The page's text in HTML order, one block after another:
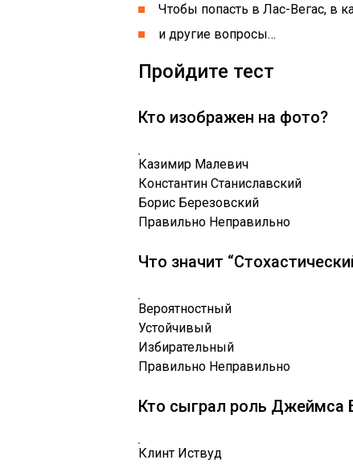
Чтобы попасть в Лас-Вегас, в
и другие вопросы…
Пройдите тест
Кто изображен на фото?
Казимир Малевич
Константин Станиславский
Борис Березовский
Правильно Неправильно
Что значит
Вероятностный
Устойчивый
Избирательный
Правильно Неправильно
Кто сыграл роль Джеймса
Клинт Иствуд